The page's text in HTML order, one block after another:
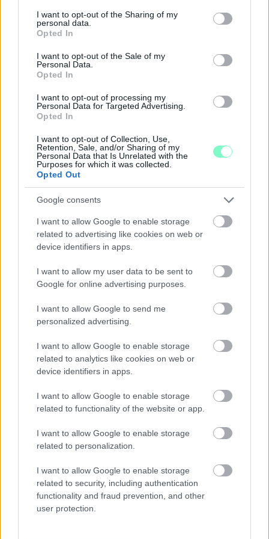
not limited to your visit or usage behaviour. You may click to
grant or deny consent to Google and its third-party tags to
use your data for below specified purposes in below Google
consent section.
I want to opt-out of the Sharing of my
personal data.
Opted In
I want to opt-out of the Sale of my
Personal Data.
Opted In
I want to opt-out of processing my
Personal Data for Targeted Advertising.
Opted In
I want to opt-out of Collection, Use,
Retention, Sale, and/or Sharing of my
Personal Data that Is Unrelated with the
Purposes for which it was collected.
Opted Out
Google consents
I want to allow Google to enable storage
related to advertising like cookies on web or
device identifiers in apps.
I want to allow my user data to be sent to
Google for online advertising purposes.
I want to allow Google to send me
personalized advertising.
I want to allow Google to enable storage
related to analytics like cookies on web or
device identifiers in apps.
I want to allow Google to enable storage
related to functionality of the website or app.
I want to allow Google to enable storage
related to personalization.
I want to allow Google to enable storage
related to security, including authentication
functionality and fraud prevention, and other
user protection.
Majka koncert, jóga szeánsz, “borhajózás” és egy csomó minden
Szólj hozzá!
ENERGIATAKARÉKOSSÁG: KORÁBBAN KEZDŐDIK
A GYŐRI AUDI ETO KC PÉNTEKI FELKÉSZÜLÉSI
Az energiaellátás tehermentesítése érdekében másfél órával
kezdését.